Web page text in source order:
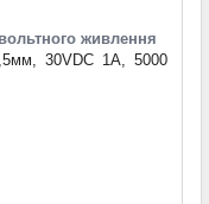
живлення
30VDC 1A, 5000